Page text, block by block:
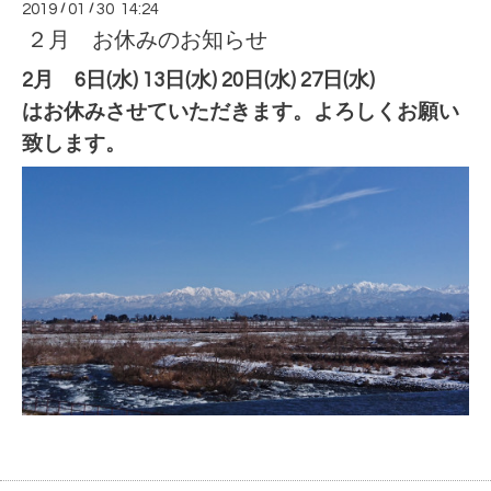
2019 /01 /30 14:24
２月 お休みのお知らせ
2月 6 日(水) 13日(水) 20日(水) 27日(水)
はお休みさせていただきます。よろしくお願い
致します。